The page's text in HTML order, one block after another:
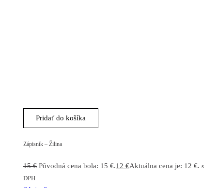
Pridať do košíka
Zápisník – Žilina
15€ Pôvodná cena bola: 15 €.12 €Aktuálna cena je: 12 €. s
DPH